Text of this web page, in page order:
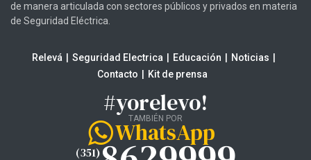
de manera articulada con sectores públicos y privados en materia
de Seguridad Eléctrica.
Relevá Seguridad Electrica Educación
Noticias
Contacto
Kit de prensa
#yorelevo!
TAMBIÉN POR
WhatsApp
(351)